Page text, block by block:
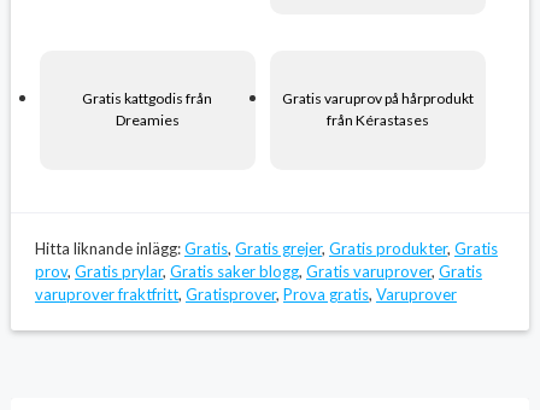
Gratis kattgodis från
Dreamies
Gratis varuprov på hårprodukt
från Kérastases
Hitta liknande inlägg:Gratis, Gratis grejer, Gratis produkter, Gratis
prov, Gratis prylar, Gratis saker blogg, Gratis varuprover, Gratis
varuprover fraktfritt, Gratisprover, Prova gratis, Varuprover